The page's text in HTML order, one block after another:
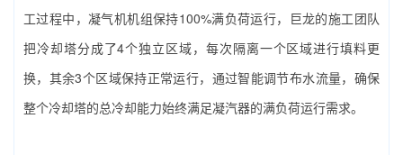
工过程中，凝气机机组保持100%满负荷运行，巨龙的施工团队
把冷却塔分成了4个独立区域，每次隔离一个区域进行填料更
换，其余3个区域保持正常运行，通过智能调节布水流量，确保
整个冷却塔的总冷却能力始终满足凝汽器的满负荷运行需求。